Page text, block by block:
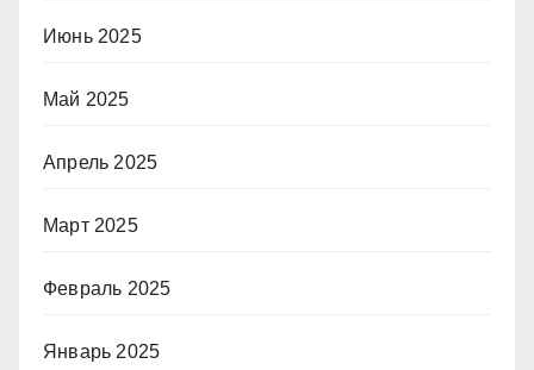
Июнь 2025
Май 2025
Апрель 2025
Март 2025
Февраль 2025
Январь 2025